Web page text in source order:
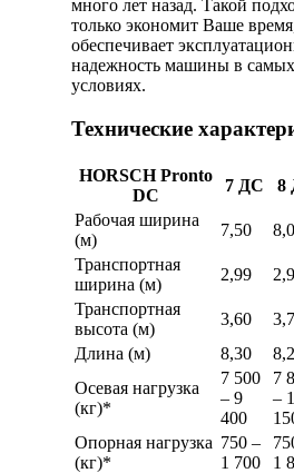
много лет назад. Такой
только экономит Ваше
обеспечивает
надежность машины в
условиях.
Технические
HORSCH Pronto
DC
7 ДС
8
Рабочая ширина
(м)
7,50
Транспортная
ширина (м)
2,99
Транспортная
высота (м)
3,60
Длина (м)
8,30
Осевая нагрузка
(кг)*
7 500
– 9
400
7
–
Опорная нагрузка
(кг)*
750 –
1 700
1